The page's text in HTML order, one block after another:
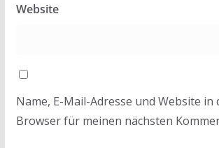
Website
Name, E-Mail-Adresse und Website in
Browser für meinen nächsten